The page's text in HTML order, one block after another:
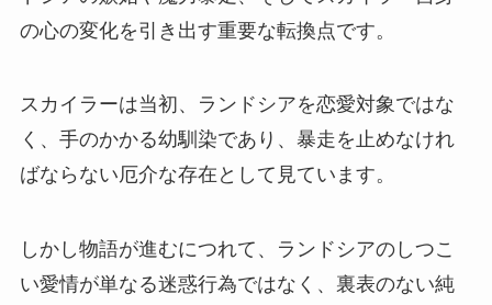
の心の変化を引き出す重要な転換点です。
スカイラーは当初、ランドシアを恋愛対象ではな
く、手のかかる幼馴染であり、暴走を止めなけれ
ばならない厄介な存在として見ています。
しかし物語が進むにつれて、ランドシアのしつこ
い愛情が単なる迷惑行為ではなく、裏表のない純